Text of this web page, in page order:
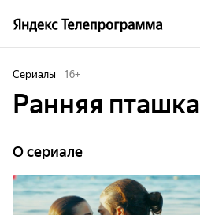
Сериалы 16+
Ранняя пташка
O сериале